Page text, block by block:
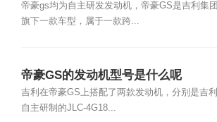
帝豪gs均为自主研发发动机，帝豪GS是吉利集团
旗下一款车型，属于一款跨...
帝豪GS的发动机型号是什么呢
吉利在帝豪GS上搭配了两款发动机，分别是吉利
自主研制的JLC-4G18...